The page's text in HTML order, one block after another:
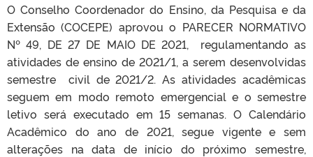
O Conselho Coordenador do Ensino, da Pesquisa e da
Extensão (COCEPE) aprovou o PARECER NORMATIVO
Nº 49, DE 27 DE MAIO DE 2021, regulamentando as
atividades de ensino de 2021/1, a serem desenvolvidas
semestre civil de 2021/2. As atividades acadêmicas
seguem em modo remoto emergencial e o semestre
letivo será executado em 15 semanas. O Calendário
Acadêmico do ano de 2021, segue vigente e sem
alterações na data de início do próximo semestre,